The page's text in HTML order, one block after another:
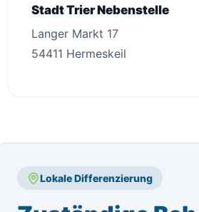
Stadt Trier Nebenstelle
Langer Markt 17
54411 Hermeskeil
Lokale Differenzierung